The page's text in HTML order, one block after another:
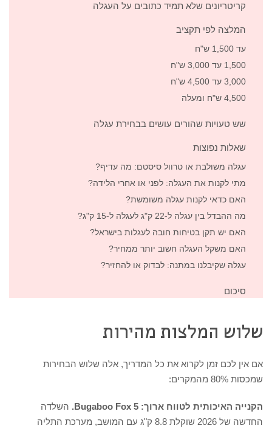
קריטריונים שלא תמיד כתובים על העגלה
המלצה לפי תקציב
עד 1,500 ש"ח
1,500 עד 3,000 ש"ח
3,000 עד 4,500 ש"ח
4,500 ש"ח ומעלה
שש טעויות שהורים עושים בבחירת עגלה
שאלות נפוצות
עגלה משולבת או טרוול סיסטם: מה עדיף?
מתי לקנות את העגלה: לפני או אחרי הלידה?
האם כדאי לקנות עגלה משומשת?
מה ההבדל בין עגלה ל-22 ק"ג לעגלה ל-15 ק"ג?
האם יש תקן בטיחות חובה לעגלות בישראל?
האם משקל העגלה חשוב יותר ממחיר?
עגלה שקיבלנו במתנה: לבדוק או להחזיר?
סיכום
שלוש המלצות מהירות
אם אין לכם זמן לקרוא את כל המדריך, אלה שלוש הבחירות
שמכסות 80% מהמקרים:
הקנייה האיכותית לטווח ארוך: Bugaboo Fox 5.
השלדה
החדשה של 2026 שוקלת 8.8 ק"ג עם המושב, מערכת התליה